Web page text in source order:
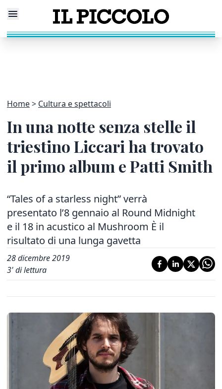
Home Cultura e spettacoli
In una notte senza stelle il
triestino Liccari ha trovato
il primo album e Patti Smith
“Tales of a starless night” verrà
presentato l’8 gennaio al Round Midnight
e il 18 in acustico al Mushroom È il
risultato di una lunga gavetta
28 dicembre 2019
3' di lettura